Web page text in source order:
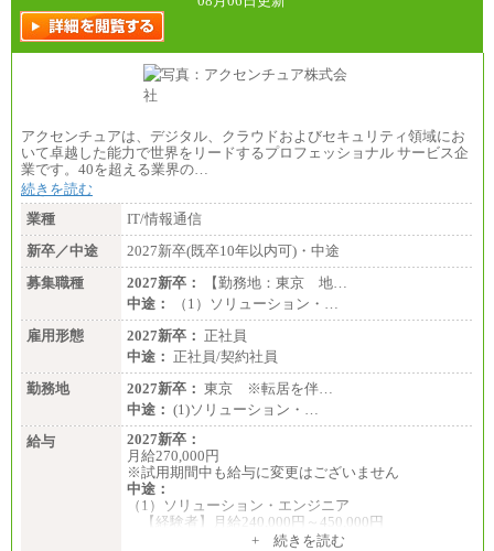
アクセンチュアは、デジタル、クラウドおよびセキュリティ領域にお
いて卓越した能力で世界をリードするプロフェッショナル サービス企
業です。40を超える業界の…
続きを読む
業種
IT/情報通信
新卒／中途
2027新卒(既卒10年以内可)・中途
募集職種
2027新卒：
【勤務地：東京 地…
中途：
（1）ソリューション・…
雇用形態
2027新卒： 正社員
中途： 正社員/契約社員
勤務地
2027新卒： 東京 ※転居を伴…
中途： (1)ソリューション・…
給与
2027新卒：
月給270,000円
※試用期間中も給与に変更はございません
中途：
（1）ソリューション・エンジニア
【経験者】月給240,000円～450,000円
※地域や業務内容によって変動があります
+ 続きを読む